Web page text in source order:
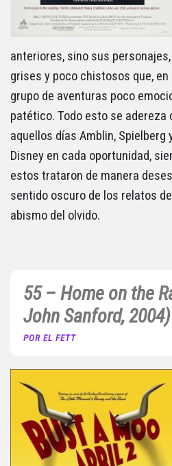
anteriores, sino sus
grises y poco chistosos que,
grupo de aventuras poco
patético. Todo esto se adereza
aquellos días Amblin, Spielberg
Disney en cada oportunidad,
estos trataron de manera
sentido oscuro de los relatos
abismo del olvido.
55 – Home on the
John Sanford, 2004)
POR EL FETT